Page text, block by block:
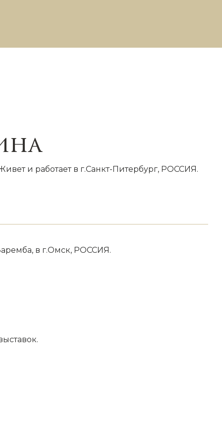
и работает в г.Санкт-Питербург, РОССИЯ.
в г.Омск, РОССИЯ.